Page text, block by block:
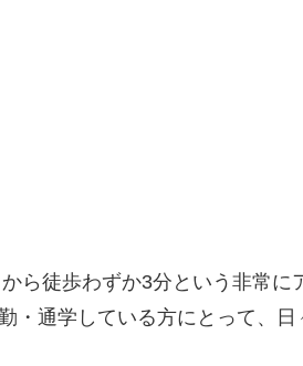
ら徒歩わずか3分という非常に
・通学している方にとって、